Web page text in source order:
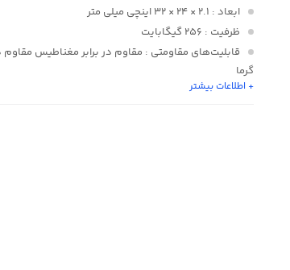
ابعاد : ۲.۱ × ۲۴ × ۳۲ اینچی میلی متر
ظرفیت : 256 گیگابایت
قابلیت‌های مقاومتی : مقاوم در برابر مغناطیس مقاوم
گرما
استاندارد سرعت
+ اطلاعات بیشتر